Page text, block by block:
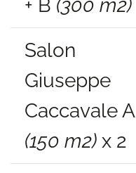
+ B (300 m2)
Salon
Giuseppe
Caccavale A
(150 m2) x 2